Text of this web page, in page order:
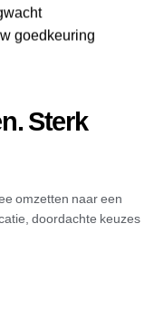
wacht
goedkeuring
Sterk
omzetten naar een
doordachte keuzes